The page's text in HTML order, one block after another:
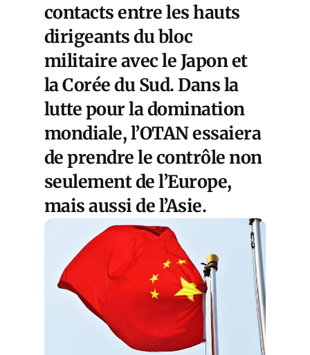
contacts entre les hauts
dirigeants du bloc
militaire avec le Japon et
la Corée du Sud. Dans la
lutte pour la domination
mondiale, l’OTAN essaiera
de prendre le contrôle non
seulement de l’Europe,
mais aussi de l’Asie.